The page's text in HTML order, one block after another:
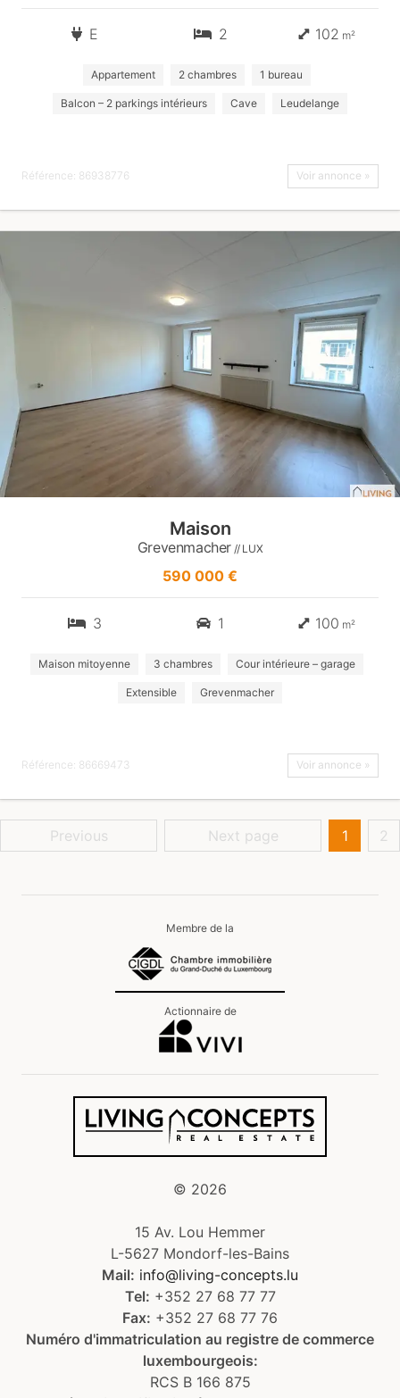
E 2 102 m²
Appartement 2 chambres 1 bureau
Balcon – 2 parkings intérieurs Cave Leudelange
Référence: 86938776 Voir annonce »
Maison
Grevenmacher // LUX
590 000 €
3 1 100 m²
Maison mitoyenne 3 chambres Cour intérieure – garage
Extensible Grevenmacher
Référence: 86669473 Voir annonce »
Previous Next page 1 2
Membre de la
Actionnaire de
© 2026
15 Av. Lou Hemmer
L-5627 Mondorf-les-Bains
Mail: info@living-concepts.lu
Tel: +352 27 68 77 77
Fax: +352 27 68 77 76
Numéro d'immatriculation au registre de commerce
luxembourgeois:
RCS B 166 875